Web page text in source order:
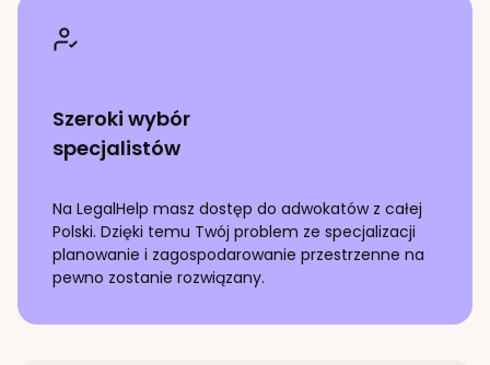
Szeroki wybór
specjalistów
Na LegalHelp masz dostęp do adwokatów z całej
Polski. Dzięki temu Twój problem ze specjalizacji
planowanie i zagospodarowanie przestrzenne na
pewno zostanie rozwiązany.